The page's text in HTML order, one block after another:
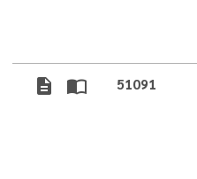
description import_contacts 51091